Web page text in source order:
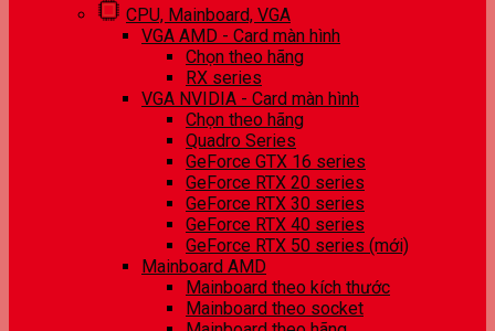
CPU, Mainboard, VGA
VGA AMD - Card màn hình
Chọn theo hãng
RX series
VGA NVIDIA - Card màn hình
Chọn theo hãng
Quadro Series
GeForce GTX 16 series
GeForce RTX 20 series
GeForce RTX 30 series
GeForce RTX 40 series
GeForce RTX 50 series (mới)
Mainboard AMD
Mainboard theo kích thước
Mainboard theo socket